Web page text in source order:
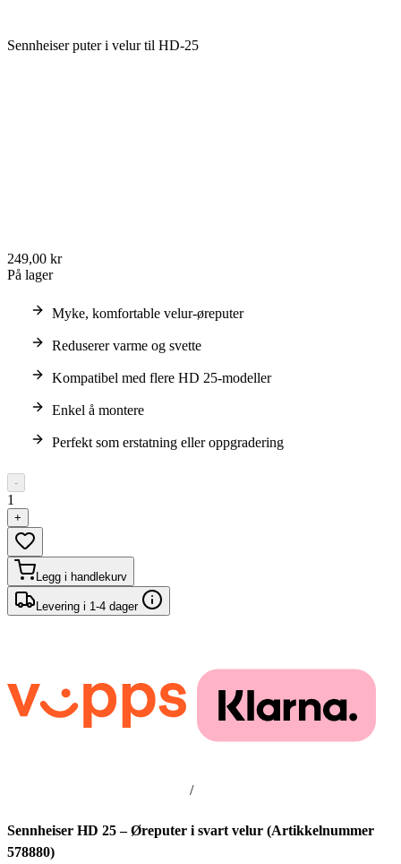
Sennheiser puter i velur til HD-25
249,00 kr
På lager
Myke, komfortable velur-øreputer
Reduserer varme og svette
Kompatibel med flere HD 25-modeller
Enkel å montere
Perfekt som erstatning eller oppgradering
-
1
+
Legg i handlekurv
Levering i 1-4 dager
/
Sennheiser HD 25 – Øreputer i svart velur (Artikkelnummer
578880)